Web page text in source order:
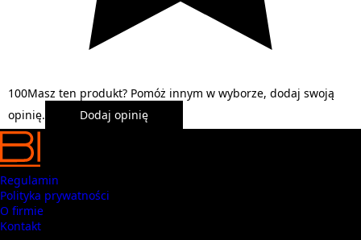
100Masz ten produkt? Pomóż innym w wyborze, dodaj swoją
opinię.
Dodaj opinię
Regulamin
Polityka prywatności
O firmie
Kontakt